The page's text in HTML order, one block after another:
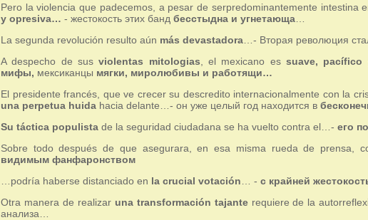
Pero la violencia que padecemos, a pesar de serpredominantemente intestina
y opresiva… - жестокость этих банд бесстыдна и угнетающа
La segunda revolución resulto aún más devastadora …- Вторая революция
A despecho de susviolentas mitologias , el mexicano essuave,
мифы, мексиканцы мягки, миролюбивы и работящи…
El presidente francés, que ve crecer su descredito internacionalmente con la
una perpetua huida hacia delante…- он уже целый год находится в
Su táctica populista de la seguridad ciudadana se ha vuelto contra el…- его
Sobre todo después de que asegurara, en esa misma rueda de prensa,
видимым фанфаронством
…podría haberse distanciado en la crucial votación … - с крайней
Otra manera de realizar una transformación tajanterequiere de la
анализа…